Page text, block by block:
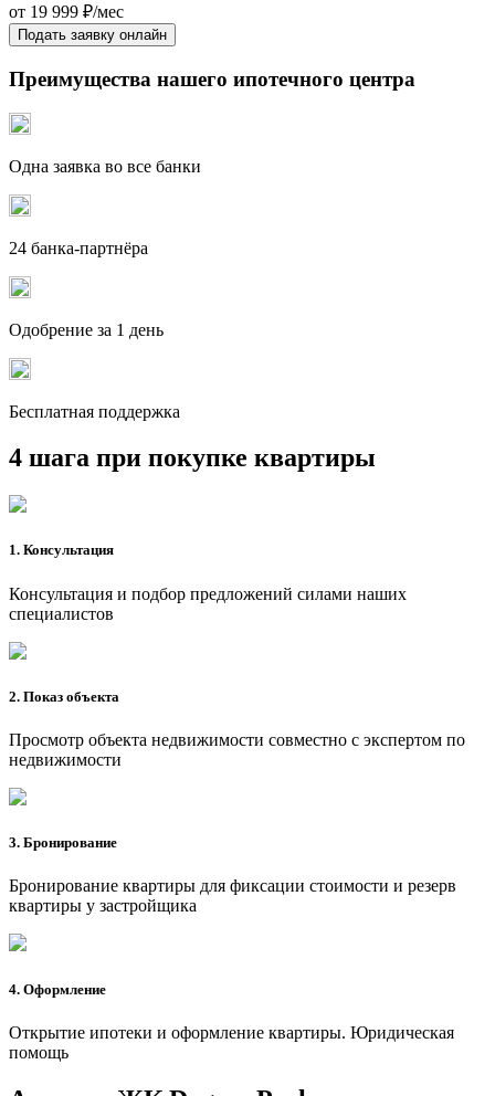
от 19 999 ₽/мес
Подать заявку онлайн
Преимущества нашего ипотечного центра
Одна заявка во все банки
24 банка-партнёра
Одобрение за 1 день
Бесплатная поддержка
4 шага при покупке квартиры
1. Консультация
Консультация и подбор предложений силами наших
специалистов
2. Показ объекта
Просмотр объекта недвижимости совместно с экспертом по
недвижимости
3. Бронирование
Бронирование квартиры для фиксации стоимости и резерв
квартиры у застройщика
4. Оформление
Открытие ипотеки и оформление квартиры. Юридическая
помощь